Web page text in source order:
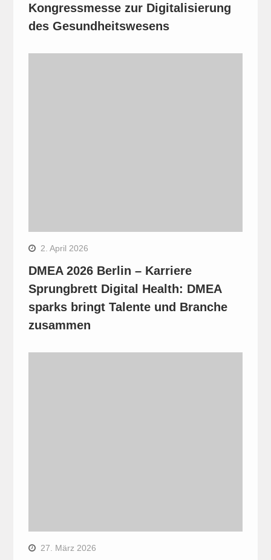
Kongressmesse zur Digitalisierung
des Gesundheitswesens
2. April 2026
DMEA 2026 Berlin – Karriere
Sprungbrett Digital Health: DMEA
sparks bringt Talente und Branche
zusammen
27. März 2026